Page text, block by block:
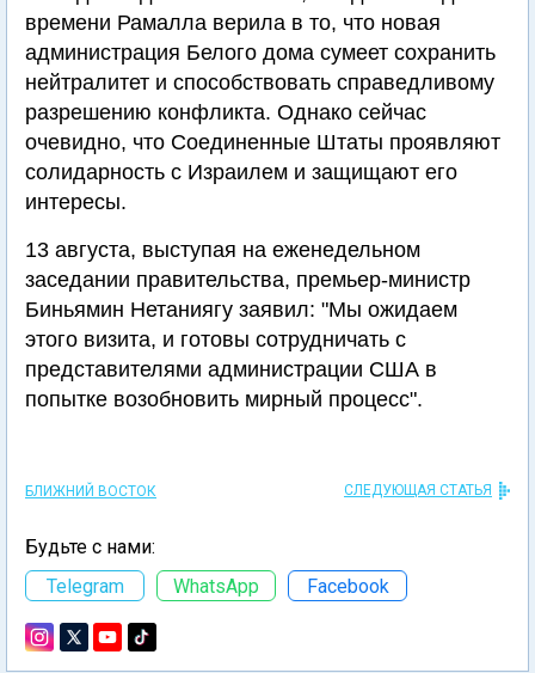
времени Рамалла верила в то, что новая
администрация Белого дома сумеет сохранить
нейтралитет и способствовать справедливому
разрешению конфликта. Однако сейчас
очевидно, что Соединенные Штаты проявляют
солидарность с Израилем и защищают его
интересы.
13 августа, выступая на еженедельном
заседании правительства, премьер-министр
Биньямин Нетаниягу заявил: "Мы ожидаем
этого визита, и готовы сотрудничать с
представителями администрации США в
попытке возобновить мирный процесс".
БЛИЖНИЙ ВОСТОК СЛЕДУЮЩАЯ СТАТЬЯ
Будьте с нами:
Telegram
WhatsApp Facebook